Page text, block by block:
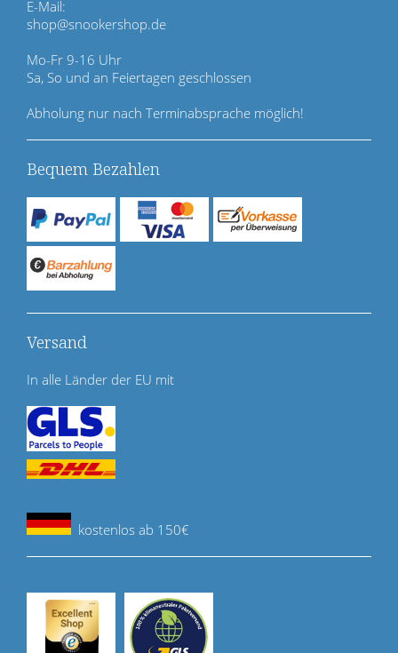
r
i
n
g
e
n
E-Mail:
shop@snookershop.de
Mo-Fr 9-16 Uhr
Sa, So und an Feiertagen geschlossen
Abholung nur nach Terminabsprache möglich!
Bequem Bezahlen
Versand
In alle Länder der EU mit
kostenlos ab 150€